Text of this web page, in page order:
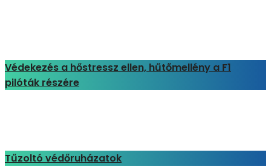
Védekezés a hőstressz ellen, hűtőmellény a F1
pilóták részére
Tűzoltó védőruházatok